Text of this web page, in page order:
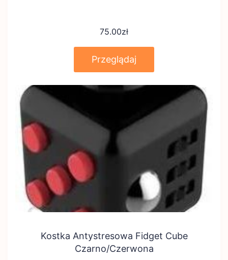
75.00zł
Przeglądaj
Kostka Antystresowa Fidget Cube
Czarno/Czerwona